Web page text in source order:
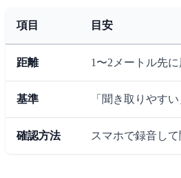
項目 目安
距離 1〜2メートル先
基準 「聞き取りやす
確認方法 スマホで録音し